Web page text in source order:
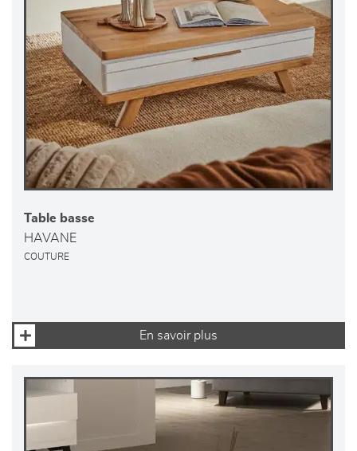
Table basse
HAVANE
COUTURE
En savoir plus